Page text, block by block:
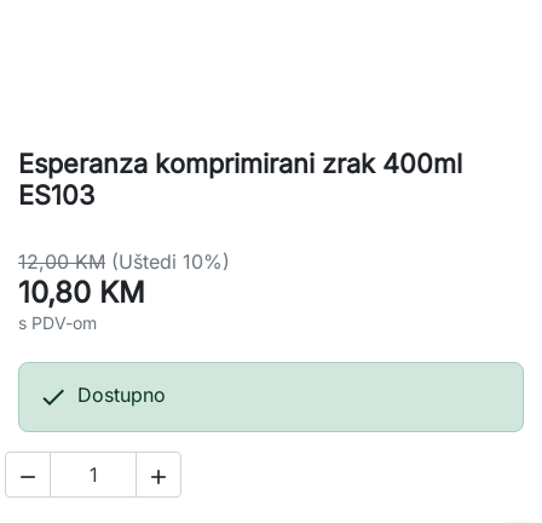
Esperanza komprimirani zrak 400ml
ES103
12,00 KM (Uštedi 10%)
10,80 KM
s PDV-om
 Dostupno
 